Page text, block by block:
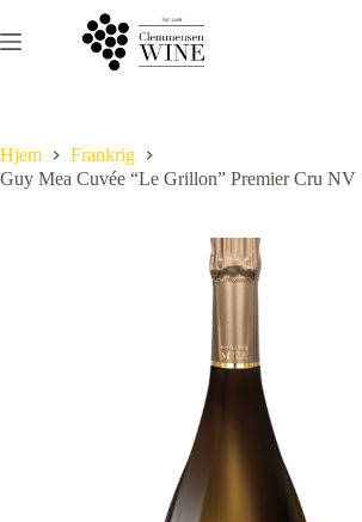
til
indhold
Hjem
Frankrig
Guy Mea Cuvée “Le Grillon” Premier Cru NV